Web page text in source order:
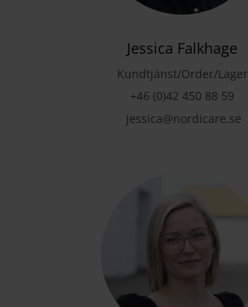
Jessica Falkhage
Kundtjänst/Order/Lager
+46 (0)42 450 88 59
jessica@nordicare.se